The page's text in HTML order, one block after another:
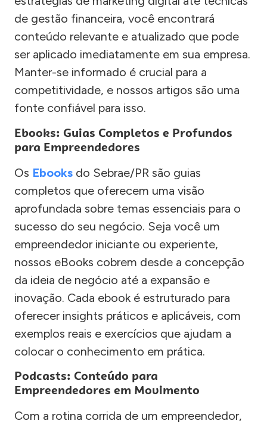
de gestão financeira, você encontrará
conteúdo relevante e atualizado que pode
ser aplicado imediatamente em sua empresa.
Manter-se informado é crucial para a
competitividade, e nossos artigos são uma
fonte confiável para isso.
Ebooks: Guias Completos e Profundos
para Empreendedores
Os Ebooks do Sebrae/PR são guias
completos que oferecem uma visão
aprofundada sobre temas essenciais para o
sucesso do seu negócio. Seja você um
empreendedor iniciante ou experiente,
nossos eBooks cobrem desde a concepção
da ideia de negócio até a expansão e
inovação. Cada ebook é estruturado para
oferecer insights práticos e aplicáveis, com
exemplos reais e exercícios que ajudam a
colocar o conhecimento em prática.
Podcasts: Conteúdo para
Empreendedores em Movimento
Com a rotina corrida de um empreendedor,